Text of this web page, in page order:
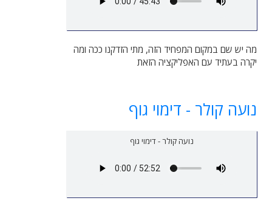
מה יש שם במקום המפחיד הזה, מתי הזדקנו ככה ומה
יקרה בעתיד עם האפליקציה הזאת
נועה קולר - דימוי גוף
נועה קולר - דימוי גוף